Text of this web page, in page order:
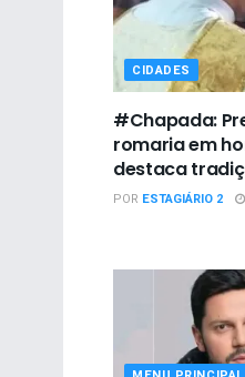
CIDADES
#Chapada:
romaria em
destaca
POR ESTAGIÁRIO 2